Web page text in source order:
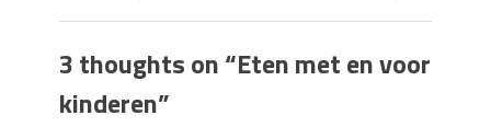
3 thoughts on “Eten met en voor
kinderen”